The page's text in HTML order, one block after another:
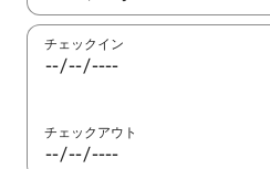
チェックイン
チェックアウト